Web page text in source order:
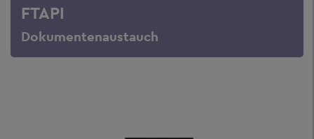
FTAPI
Dokumentenaustauch